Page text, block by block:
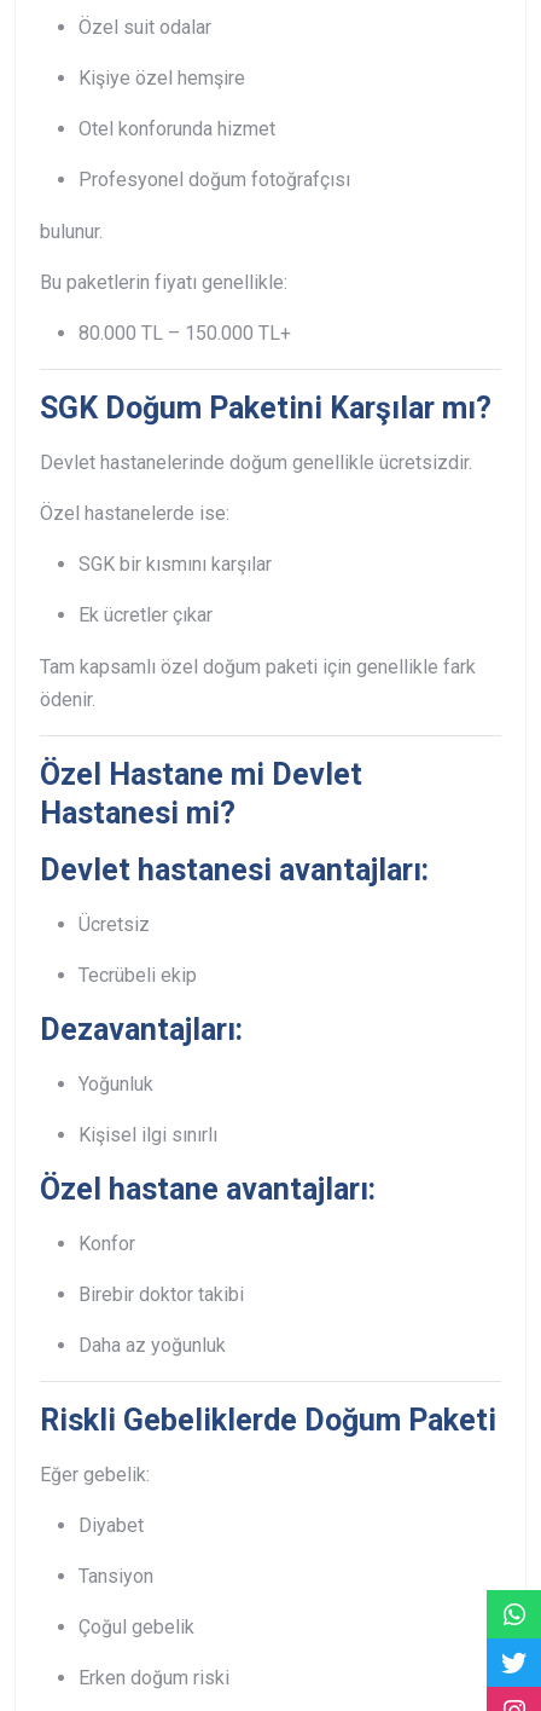
Özel suit odalar
Kişiye özel hemşire
Otel konforunda hizmet
Profesyonel doğum fotoğrafçısı
bulunur.
Bu paketlerin fiyatı genellikle:
80.000 TL – 150.000 TL+
SGK Doğum Paketini Karşılar mı?
Devlet hastanelerinde doğum genellikle ücretsizdir.
Özel hastanelerde ise:
SGK bir kısmını karşılar
Ek ücretler çıkar
Tam kapsamlı özel doğum paketi için genellikle fark
ödenir.
Özel Hastane mi Devlet
Hastanesi mi?
Devlet hastanesi avantajları:
Ücretsiz
Tecrübeli ekip
Dezavantajları:
Yoğunluk
Kişisel ilgi sınırlı
Özel hastane avantajları:
Konfor
Birebir doktor takibi
Daha az yoğunluk
Riskli Gebeliklerde Doğum Paketi
Eğer gebelik:
Diyabet
Tansiyon
Çoğul gebelik
Erken doğum riski